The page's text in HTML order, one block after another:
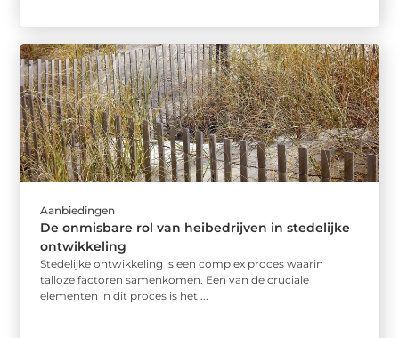
Aanbiedingen
De onmisbare rol van heibedrijven in stedelijke
ontwikkeling
Stedelijke ontwikkeling is een complex proces waarin
talloze factoren samenkomen. Een van de cruciale
elementen in dit proces is het ...